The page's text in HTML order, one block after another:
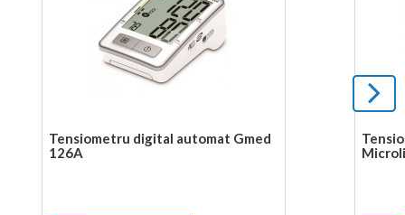
Tensiometru digital automat Gmed
126A